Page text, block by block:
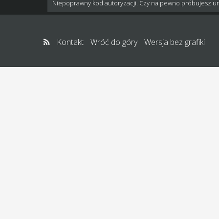
Niepoprawny kod autoryzacji. Czy na pewno próbujesz
Kontakt Wróć do góry Wersja bez grafiki